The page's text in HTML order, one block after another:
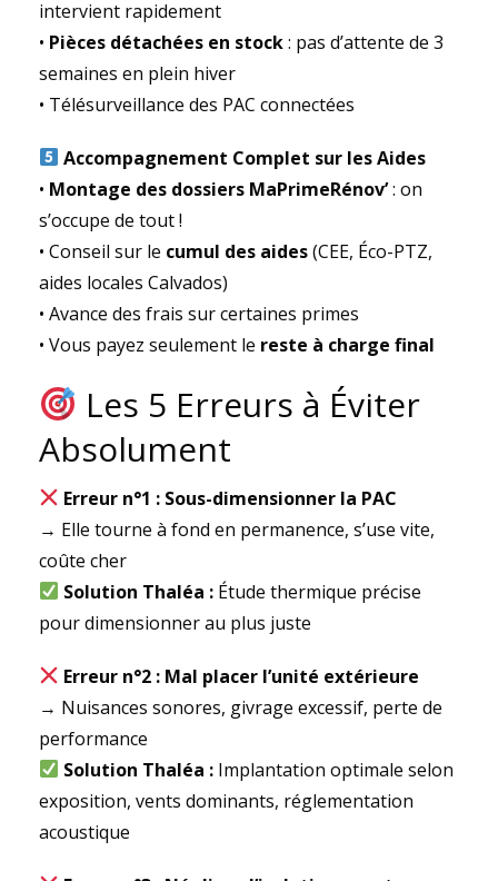
intervient rapidement
• Pièces détachées en stock: pas d’attente de 3
semaines en plein hiver
• Télésurveillance des PAC connectées
Accompagnement Complet sur les Aides
• Montage des dossiers MaPrimeRénov’: on
s’occupe de tout !
• Conseil sur le cumul des aides(CEE, Éco-PTZ,
aides locales Calvados)
• Avance des frais sur certaines primes
• Vous payez seulement le reste à charge final
Les 5 Erreurs à Éviter
Absolument
Erreur n°1 : Sous-dimensionner la PAC
→ Elle tourne à fond en permanence, s’use vite,
coûte cher
Solution Thaléa : Étude thermique précise
pour dimensionner au plus juste
Erreur n°2 : Mal placer l’unité extérieure
→ Nuisances sonores, givrage excessif, perte de
performance
Solution Thaléa : Implantation optimale selon
exposition, vents dominants, réglementation
acoustique